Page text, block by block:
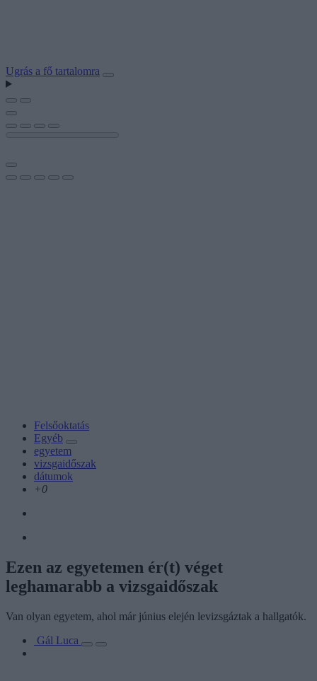
Ugrás a fő tartalomra
Felsőoktatás
Egyéb
egyetem
vizsgaidőszak
dátumok
+0
Ezen az egyetemen ér(t) véget
leghamarabb a vizsgaidőszak
Van olyan egyetem, ahol már június elején levizsgáztak a hallgatók.
Gál Luca